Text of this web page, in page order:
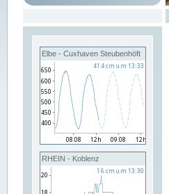
Elbe - Cuxhaven Steubenhöft
RHEIN - Koblenz